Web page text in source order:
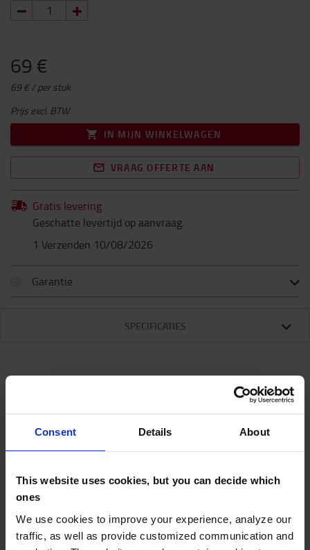
Consent Details About
This website uses cookies, but you can decide which
ones
We use cookies to improve your experience, analyze our
traffic, as well as provide customized communication and
69 €
69 € / per stuk
Prijs excl. BTW
IN MIJN WINKELWAGEN
VRAAG OFFERTE AAN
Gratis levering
Geschatte levertijd op aanvraag.
1 Verzenden 10/08/2026
Garantie
SPECIFICATIES
microfoon meet dit apparaat voortdurend het
omgevingsgeluid. Een ingebouwde microprocessor
automatisch aan, zodat het steeds circa 5 dB
boven het gemeten niveau ligt. Op die manier